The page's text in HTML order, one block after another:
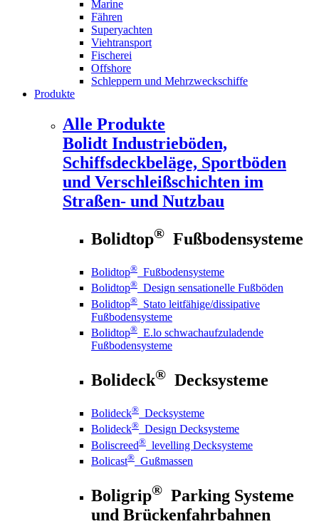
Marine
Fähren
Superyachten
Viehtransport
Fischerei
Offshore
Schleppern und Mehrzweckschiffe
Produkte
Alle Produkte
Bolidt Industrieböden,
Schiffsdeckbeläge, Sportböden
und Verschleißschichten im
Straßen- und Nutzbau
Bolidtop® Fußbodensysteme
Bolidtop® Fußbodensysteme
Bolidtop® Design sensationelle Fußböden
Bolidtop® Stato leitfähige/dissipative
Fußbodensysteme
Bolidtop® E.lo schwachaufzuladende
Fußbodensysteme
Bolideck® Decksysteme
Bolideck® Decksysteme
Bolideck® Design Decksysteme
Boliscreed® levelling Decksysteme
Bolicast® Gußmassen
Boligrip® Parking Systeme
und Brückenfahrbahnen